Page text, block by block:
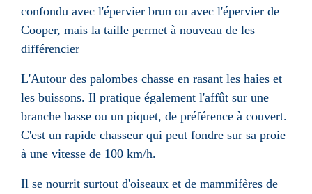
confondu avec l'épervier brun ou avec l'épervier de
Cooper, mais la taille permet à nouveau de les
différencier
L'Autour des palombes chasse en rasant les haies et
les buissons. Il pratique également l'affût sur une
branche basse ou un piquet, de préférence à couvert.
C'est un rapide chasseur qui peut fondre sur sa proie
à une vitesse de 100 km/h.
Il se nourrit surtout d'oiseaux et de mammifères de